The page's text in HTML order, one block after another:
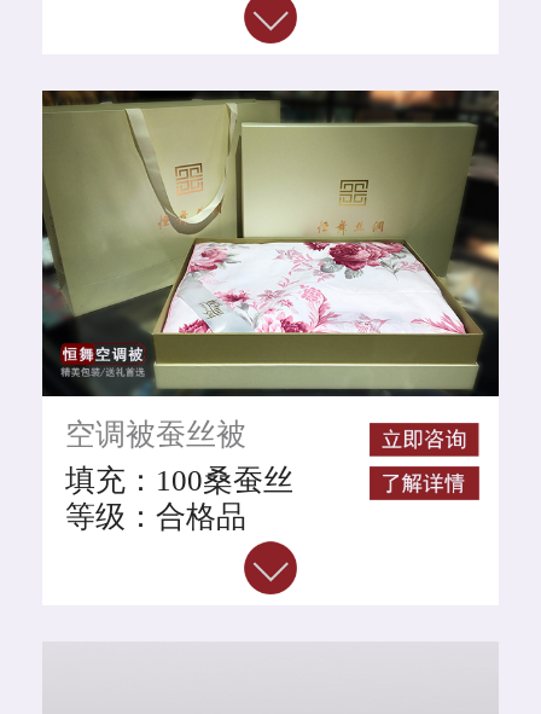
工艺：手工拉制
颜色：白色
规格整重：
220CM*240CM*2斤
220CM*240CM*4斤
220CM*240CM*6斤
220CM*240CM*8斤
蚕丝净重：1斤、2斤、
4斤、6斤
执行标准：
GB/T24252-2009（国
家级别桑蚕丝执行标
准）
空调被蚕丝被
填充：100桑蚕丝
等级：合格品
面料：全棉印花